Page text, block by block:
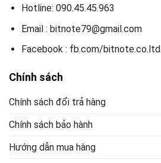
Hotline: 090.45.45.963
Email : bitnote79@gmail.com
Facebook : fb.com/bitnote.co.ltd
Chính sách
Chính sách đổi trả hàng
Chính sách bảo hành
Hướng dẫn mua hàng